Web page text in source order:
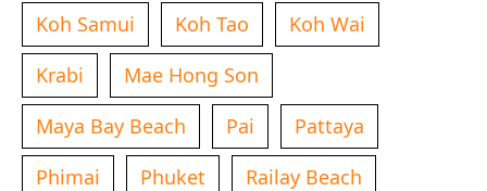
Koh Samui
Koh Tao
Koh Wai
Krabi
Mae Hong Son
Maya Bay Beach
Pai
Pattaya
Phimai
Phuket
Railay Beach